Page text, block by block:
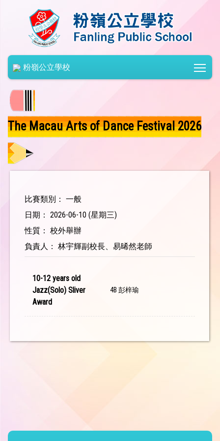
粉嶺公立學校
The Macau Arts of Dance Festival 2026
比賽類別： 一般
日期： 2026-06-10 (星期三)
性質： 校外舉辦
負責人： 林宇輝副校長、易晞然老師
10-12 years old
Jazz(Solo) Sliver
Award
4B 彭梓瑜